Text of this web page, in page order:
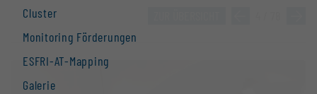
Cluster
Monitoring Förderungen
ESFRI-AT-Mapping
Galerie